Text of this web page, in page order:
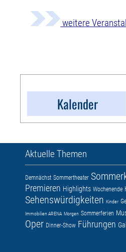
weitere
Kalender
Aktuelle Themen
Demnächst Sommertheater
Premieren Highlights Wochenende
Sehenswürdigkeiten Kinder
Immobilien ARENA Morgen Sommerferien
Oper Dinner-Show Führungen